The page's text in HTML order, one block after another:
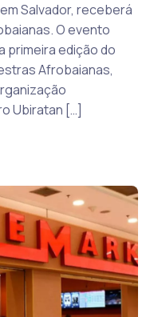
Salvador, receberá
O evento
primeira edição do
Afrobaianas,
Ubiratan […]